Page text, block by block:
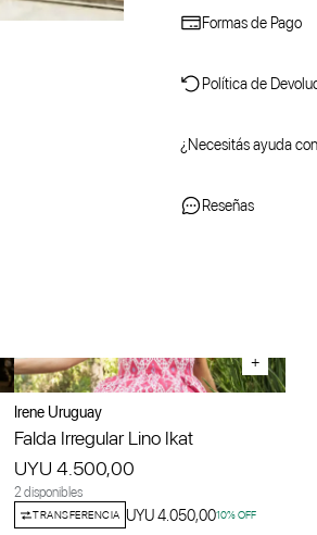
Formas de Pago
Política de
¿Necesitás ayuda
Reseñas
+
Irene Uruguay
Falda Irregular Lino Ikat
UYU 4.500,00
2 disponibles
TRANSFERENCIA UYU 4.050,0010% OFF